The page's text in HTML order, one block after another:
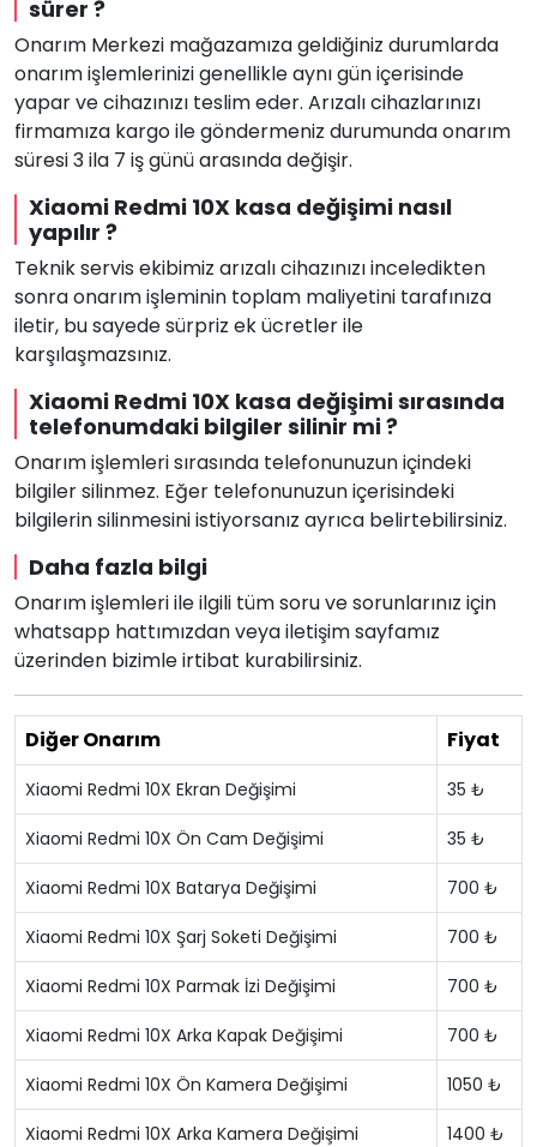
sürer ?
Onarım Merkezi mağazamıza geldiğiniz durumlarda
onarım işlemlerinizi genellikle aynı gün içerisinde
yapar ve cihazınızı teslim eder. Arızalı cihazlarınızı
firmamıza kargo ile göndermeniz durumunda onarım
süresi 3 ila 7 iş günü arasında değişir.
Xiaomi Redmi 10X kasa değişimi nasıl
yapılır ?
Teknik servis ekibimiz arızalı cihazınızı inceledikten
sonra onarım işleminin toplam maliyetini tarafınıza
iletir, bu sayede sürpriz ek ücretler ile
karşılaşmazsınız.
Xiaomi Redmi 10X kasa değişimi sırasında
telefonumdaki bilgiler silinir mi ?
Onarım işlemleri sırasında telefonunuzun içindeki
bilgiler silinmez. Eğer telefonunuzun içerisindeki
bilgilerin silinmesini istiyorsanız ayrıca belirtebilirsiniz.
Daha fazla bilgi
Onarım işlemleri ile ilgili tüm soru ve sorunlarınız için
whatsapp hattımızdan veya iletişim sayfamız
üzerinden bizimle irtibat kurabilirsiniz.
Diğer Onarım Fiyat
Xiaomi Redmi 10X Ekran Değişimi 35 ₺
Xiaomi Redmi 10X Ön Cam Değişimi 35 ₺
Xiaomi Redmi 10X Batarya Değişimi 700 ₺
Xiaomi Redmi 10X Şarj Soketi Değişimi 700 ₺
Xiaomi Redmi 10X Parmak İzi Değişimi 700 ₺
Xiaomi Redmi 10X Arka Kapak Değişimi 700 ₺
Xiaomi Redmi 10X Ön Kamera Değişimi 1050 ₺
Xiaomi Redmi 10X Arka Kamera Değişimi 1400 ₺